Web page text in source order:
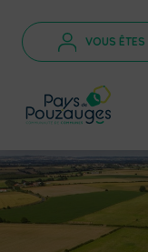
VOUS ÊTES